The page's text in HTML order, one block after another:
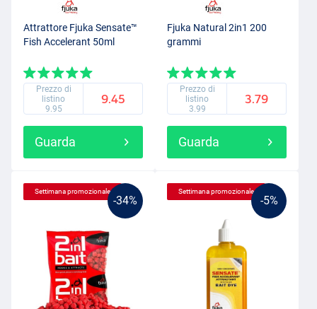
Attrattore Fjuka Sensate™
Fish Accelerant 50ml
Prezzo di
listino
9.95
9.45
Guarda
Fjuka Natural 2in1 200
grammi
Prezzo di
listino
3.99
3.79
Guarda
-34%
Settimana promozionale
-5%
Settimana promozionale